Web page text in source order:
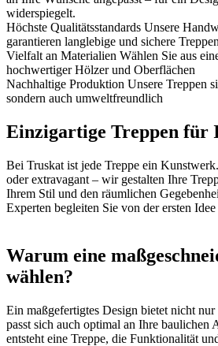
widerspiegelt.
Höchste Qualitätsstandards Unsere
garantieren langlebige und sichere
Vielfalt an Materialien Wählen Sie aus
hochwertiger Hölzer und Oberflächen
Nachhaltige Produktion Unsere Treppen
sondern auch umweltfreundlich
Einzigartige Treppen für
Bei Truskat ist jede Treppe ein
oder extravagant – wir gestalten Ihre
Ihrem Stil und den räumlichen
Experten begleiten Sie von der ersten
Warum eine
wählen?
Ein maßgefertigtes Design bietet nicht
passt sich auch optimal an Ihre baulichen
entsteht eine Treppe, die Funktionalität